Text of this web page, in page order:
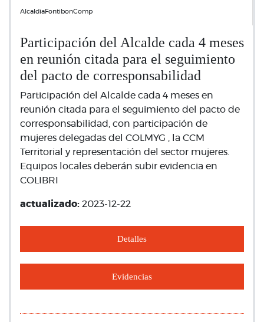
AlcaldiaFontibonComp
Participación del Alcalde cada 4 meses
en reunión citada para el seguimiento
del pacto de corresponsabilidad
Participación del Alcalde cada 4 meses en
reunión citada para el seguimiento del pacto de
corresponsabilidad, con participación de
mujeres delegadas del COLMYG , la CCM
Territorial y representación del sector mujeres.
Equipos locales deberán subir evidencia en
COLIBRI
actualizado: 2023-12-22
Detalles
Evidencias